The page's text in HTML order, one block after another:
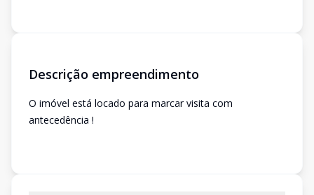
Descrição empreendimento
O imóvel está locado para marcar visita com
antecedência !